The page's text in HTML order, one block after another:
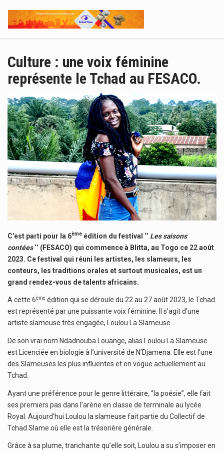
Culture : une voix féminine
représente le Tchad au FESACO.
C’est parti pour la 6ème édition du festival ‘’ Les saisons
contées‘’ (FESACO) qui commence à Blitta, au Togo ce 22 août
2023. Ce festival qui réuni les artistes, les slameurs, les
conteurs, les traditions orales et surtout musicales, est un
grand rendez-vous de talents africains.
A cette 6ème édition qui se déroule du 22 au 27 août 2023, le Tchad
est représenté par une puissante voix féminine. Il s’agit d’une
artiste slameuse très engagée, Loulou La Slameuse.
De son vrai nom Ndadnouba Louange, alias Loulou La Slameuse
est Licenciée en biologie à l’université de N’Djamena. Elle est l’une
des Slameuses les plus influentes et en vogue actuellement au
Tchad.
Ayant une préférence pour le genre littéraire, “la poésie”, elle fait
ses premiers pas dans l’arène en classe de terminale au lycée
Royal. Aujourd’hui Loulou la slameuse fait partie du Collectif de
Tchad Slame où elle est la trésorière générale.
Grâce à sa plume, tranchante qu’elle soit, Loulou a su s’imposer en